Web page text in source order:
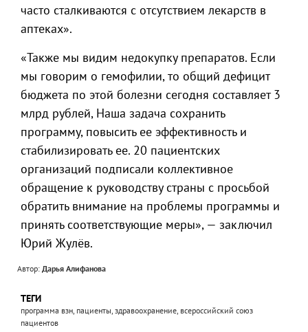
часто сталкиваются с отсутствием лекарств в
аптеках».
«Также мы видим недокупку препаратов. Если
мы говорим о гемофилии, то общий дефицит
бюджета по этой болезни сегодня составляет 3
млрд рублей, Наша задача сохранить
программу, повысить ее эффективность и
стабилизировать ее. 20 пациентских
организаций подписали коллективное
обращение к руководству страны с просьбой
обратить внимание на проблемы программы и
принять соответствующие меры», — заключил
Юрий Жулёв.
Автор: Дарья Алифанова
ТЕГИ
программа взн, пациенты, здравоохранение, всероссийский союз
пациентов